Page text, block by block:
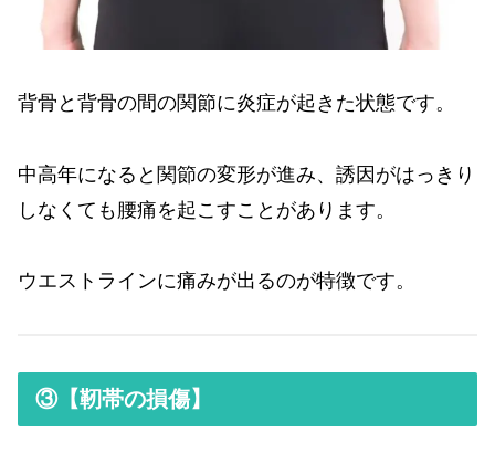
背骨と背骨の間の関節に炎症が起きた状態です。
中高年になると関節の変形が進み、誘因がはっきり
しなくても腰痛を起こすことがあります。
ウエストラインに痛みが出るのが特徴です。
③【靭帯の損傷】